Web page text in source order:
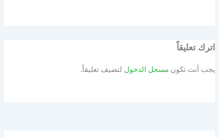
اترك تعليقاً
يجب أنت تكون مسجل الدخول لتضيف تعليقاً.